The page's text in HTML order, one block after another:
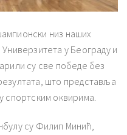
низ наших
у Београду и
су све победе без
што представља
спортским оквирима.
су Филип Минић,